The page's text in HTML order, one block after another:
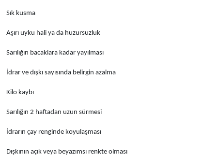
Sık kusma
Aşırı uyku hali ya da huzursuzluk
Sarılığın bacaklara kadar yayılması
İdrar ve dışkı sayısında belirgin azalma
Kilo kaybı
Sarılığın 2 haftadan uzun sürmesi
İdrarın çay renginde koyulaşması
Dışkının açık veya beyazımsı renkte olması